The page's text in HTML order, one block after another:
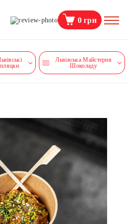
0грн
пляцки
Львівська Майстерня
Шоколаду